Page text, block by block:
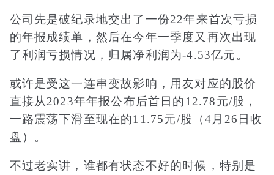
公司先是破纪录地交出了一份22年来首次亏损
的年报成绩单，然后在今年一季度又再次出现
了利润亏损情况，归属净利润为-4.53亿元。
或许是受这一连串变故影响，用友对应的股价
直接从2023年年报公布后首日的12.78元/股，
一路震荡下滑至现在的11.75元/股（4月26日收
盘）。
不过老实讲，谁都有状态不好的时候，特别是